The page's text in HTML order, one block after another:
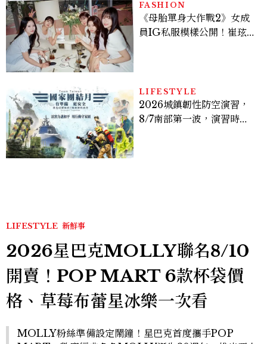
FASHION
《母胎單身大作戰2》女成
員IG私服模樣公開！崔玹諝
LIFESTYLE
2026城鎮韌性防空演習，
8/7南部第一波，演習時
LIFESTYLE 新鮮事
2026星巴克MOLLY聯名8/10
開賣！POP MART 6款杯袋價
格、草莓布蕾星冰樂一次看
MOLLY粉絲準備設定鬧鐘！星巴克首度攜手POP